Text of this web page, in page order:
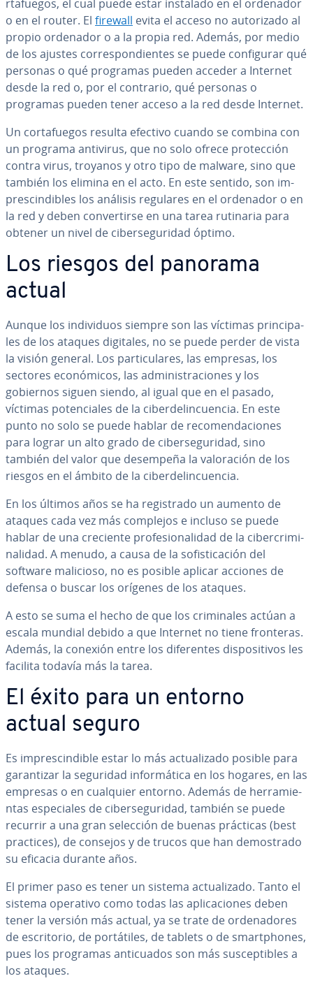
r­ta­fue­gos, el cual puede estar instalado en el ordenador
o en el router. El firewall evita el acceso no au­to­ri­za­do al
propio ordenador o a la propia red. Además, por medio
de los ajustes co­rre­s­po­n­die­n­tes se puede co­n­fi­gu­rar qué
personas o qué programas pueden acceder a Internet
desde la red o, por el contrario, qué personas o
programas pueden tener acceso a la red desde Internet.
Un co­r­ta­fue­gos resulta efectivo cuando se combina con
un programa antivirus, que no solo ofrece pro­te­c­ción
contra virus, troyanos y otro tipo de malware, sino que
también los elimina en el acto. En este sentido, son im­
pre­s­ci­n­di­bles los análisis regulares en el ordenador o en
la red y deben co­n­ve­r­ti­r­se en una tarea rutinaria para
obtener un nivel de ci­be­r­se­gu­ri­dad óptimo.
Los riesgos del panorama
actual
Aunque los in­di­vi­duos siempre son las víctimas pri­n­ci­pa­
les de los ataques digitales, no se puede perder de vista
la visión general. Los pa­r­ti­cu­la­res, las empresas, los
sectores eco­nó­mi­cos, las ad­mi­ni­s­tra­cio­nes y los
gobiernos siguen siendo, al igual que en el pasado,
víctimas po­te­n­cia­les de la ci­be­r­de­li­n­cue­n­cia. En este
punto no solo se puede hablar de re­co­me­n­da­cio­nes
para lograr un alto grado de ci­be­r­se­gu­ri­dad, sino
también del valor que desempeña la va­lo­ra­ción de los
riesgos en el ámbito de la ci­be­r­de­li­n­cue­n­cia.
En los últimos años se ha re­gi­s­tra­do un aumento de
ataques cada vez más complejos e incluso se puede
hablar de una creciente pro­fe­sio­na­li­dad de la ci­be­r­cri­mi­
na­li­dad. A menudo, a causa de la so­fi­s­ti­ca­ción del
software malicioso, no es posible aplicar acciones de
defensa o buscar los orígenes de los ataques.
A esto se suma el hecho de que los cri­mi­na­les actúan a
escala mundial debido a que Internet no tiene fronteras.
Además, la conexión entre los di­fe­re­n­tes di­s­po­si­ti­vos les
facilita todavía más la tarea.
El éxito para un entorno
actual seguro
Es im­pre­s­ci­n­di­ble estar lo más ac­tua­li­za­do posible para
ga­ra­n­ti­zar la seguridad in­fo­r­má­ti­ca en los hogares, en las
empresas o en cualquier entorno. Además de he­rra­mie­
n­tas es­pe­cia­les de ci­be­r­se­gu­ri­dad, también se puede
recurrir a una gran selección de buenas prácticas (best
practices), de consejos y de trucos que han de­mo­s­tra­do
su eficacia durante años.
El primer paso es tener un sistema ac­tua­li­za­do. Tanto el
sistema operativo como todas las apli­ca­cio­nes deben
tener la versión más actual, ya se trate de or­de­na­do­res
de es­cri­to­rio, de po­r­tá­ti­les, de tablets o de sma­r­t­pho­nes,
pues los programas an­ti­cua­dos son más su­s­ce­p­ti­bles a
los ataques.